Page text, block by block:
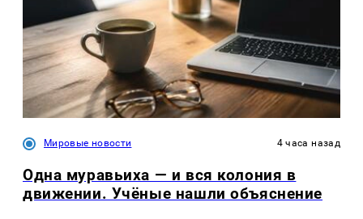
Мировые новости 4 часа назад
Одна муравьиха — и вся колония в
движении. Учёные нашли объяснение